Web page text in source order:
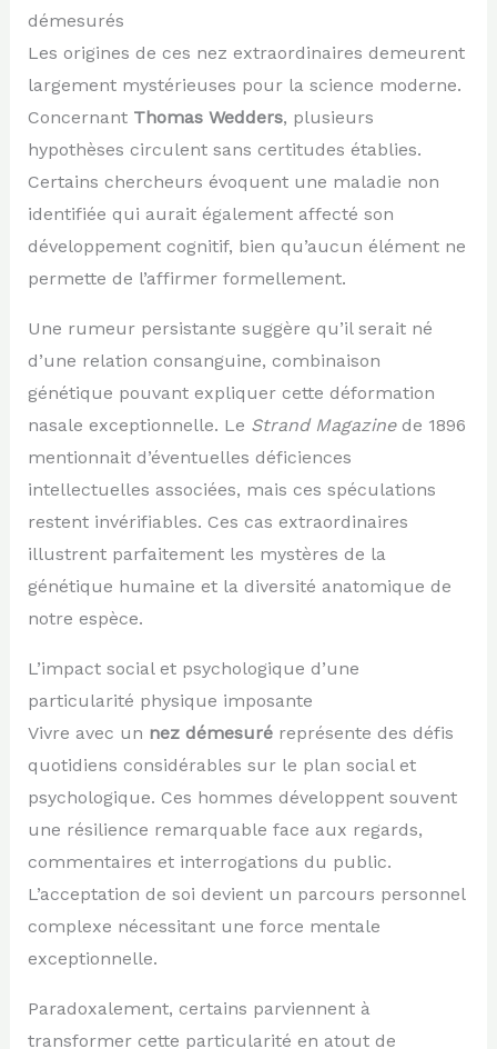
démesurés
Les origines de ces nez extraordinaires demeurent
largement mystérieuses pour la science moderne.
Concernant Thomas Wedders, plusieurs
hypothèses circulent sans certitudes établies.
Certains chercheurs évoquent une maladie non
identifiée qui aurait également affecté son
développement cognitif, bien qu’aucun élément ne
permette de l’affirmer formellement.
Une rumeur persistante suggère qu’il serait né
d’une relation consanguine, combinaison
génétique pouvant expliquer cette déformation
nasale exceptionnelle. Le Strand Magazinede 1896
mentionnait d’éventuelles déficiences
intellectuelles associées, mais ces spéculations
restent invérifiables. Ces cas extraordinaires
illustrent parfaitement les mystères de la
génétique humaine et la diversité anatomique de
notre espèce.
L’impact social et psychologique d’une
particularité physique imposante
Vivre avec un nez démesuréreprésente des défis
quotidiens considérables sur le plan social et
psychologique. Ces hommes développent souvent
une résilience remarquable face aux regards,
commentaires et interrogations du public.
L’acceptation de soi devient un parcours personnel
complexe nécessitant une force mentale
exceptionnelle.
Paradoxalement, certains parviennent à
transformer cette particularité en atout de